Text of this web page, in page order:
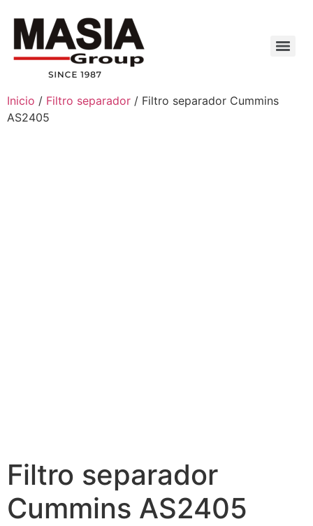
Inicio / Filtro separador / Filtro separador Cummins
AS2405
Filtro separador
Cummins AS2405